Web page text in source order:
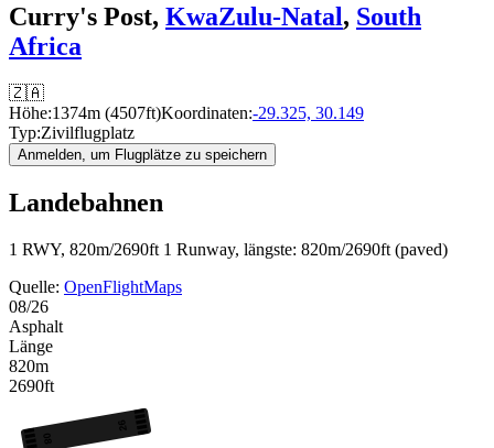
Curry's Post, KwaZulu-Natal, South
Africa
🇿🇦
Höhe:1374m (4507ft)Koordinaten:-29.325, 30.149
Typ:Zivilflugplatz
Anmelden, um Flugplätze zu speichern
Landebahnen
1 RWY, 820m/2690ft 1 Runway, längste: 820m/2690ft (paved)
Quelle: OpenFlightMaps
08/26
Asphalt
Länge
820m
2690ft
26
08